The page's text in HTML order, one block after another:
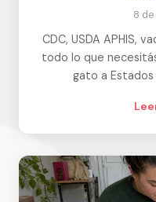
8
CDC, USDA APHIS,
todo lo que
gato a Estados